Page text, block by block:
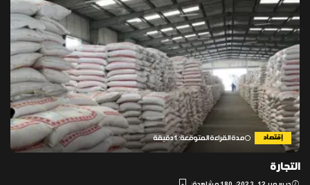
إقتصاد مدة القراءة المتوقعة: 1 دقيقة
التجارة